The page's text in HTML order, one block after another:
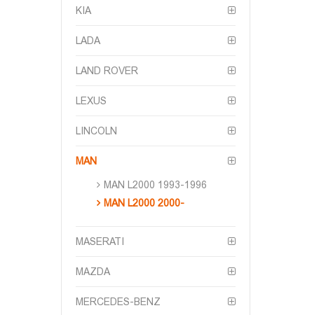
KIA
LADA
LAND ROVER
LEXUS
LINCOLN
MAN
MAN L2000 1993-1996
MAN L2000 2000-
MASERATI
MAZDA
MERCEDES-BENZ